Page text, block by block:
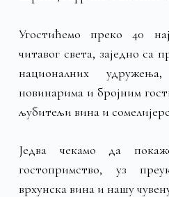
Угостићемо преко 40
читавог света, заједно са
националних
новинарима и бројним
љубитељи вина и
Једва чекамо да
гостопримство, уз
врхунска вина и нашу